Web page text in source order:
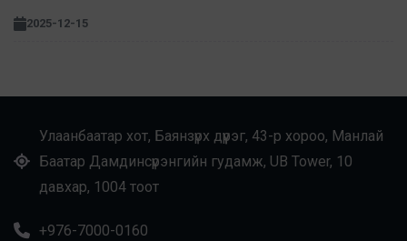
2025-12-15
Улаанбаатар хот, Баянзүрх дүүрэг, 43-р хороо, Манлай
Баатар Дамдинсүрэнгийн гудамж, UB Tower, 10
давхар, 1004 тоот
+976-7000-0160